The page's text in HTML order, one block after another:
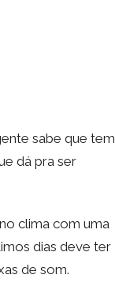
sabe que tem
dá pra ser
clima com uma
dias deve ter
de som.